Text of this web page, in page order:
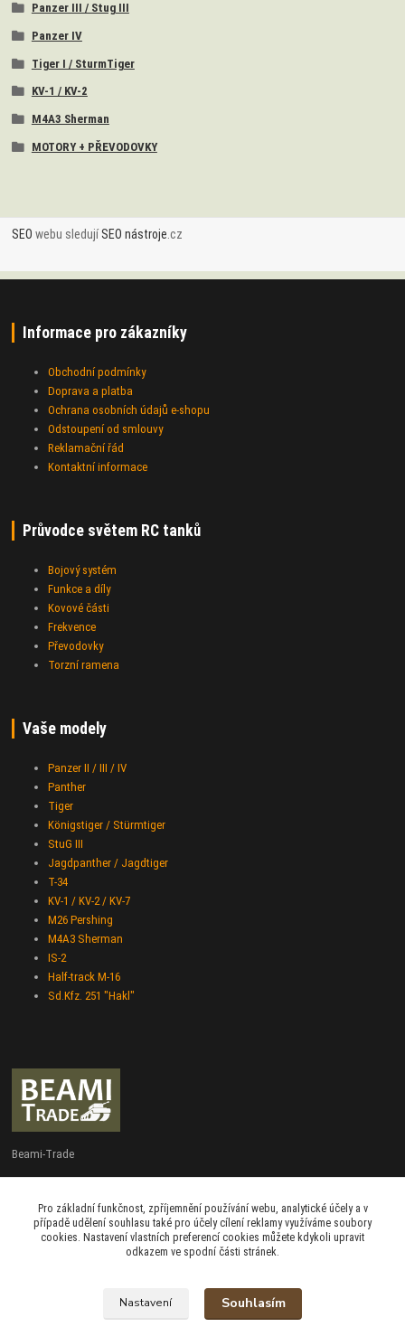
Panzer III / Stug III
Panzer IV
Tiger I / SturmTiger
KV-1 / KV-2
M4A3 Sherman
MOTORY + PŘEVODOVKY
SEO webu sledujíSEO nástroje.cz
Informace pro zákazníky
Obchodní podmínky
Doprava a platba
Ochrana osobních údajů e-shopu
Odstoupení od smlouvy
Reklamační řád
Kontaktní informace
Průvodce světem RC tanků
Bojový systém
Funkce a díly
Kovové části
Frekvence
Převodovky
Torzní ramena
Vaše modely
Panzer II / III / IV
Panther
Tiger
Königstiger / Stürmtiger
StuG III
Jagdpanther / Jagdtiger
T-34
KV-1 / KV-2 / KV-7
M26 Pershing
M4A3 Sherman
IS-2
Half-track M-16
Sd.Kfz. 251 "Hakl"
Beami-Trade
Po - Pá 9:00 - 16:00
admin@beami-trade.cz
Pro základní funkčnost, zpříjemnění používání webu, analytické účely a v
případě udělení souhlasu také pro účely cílení reklamy využíváme soubory
cookies. Nastavení vlastních preferencí cookies můžete kdykoli upravit
odkazem ve spodní části stránek.
Nastavení Souhlasím